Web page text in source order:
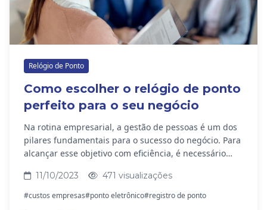
Relógio de Ponto
Como escolher o relógio de ponto
perfeito para o seu negócio
Na rotina empresarial, a gestão de pessoas é um dos
pilares fundamentais para o sucesso do negócio. Para
alcançar esse objetivo com eficiência, é necessário
11/10/2023 471 visualizações
#custos empresas#ponto eletrônico#registro de ponto